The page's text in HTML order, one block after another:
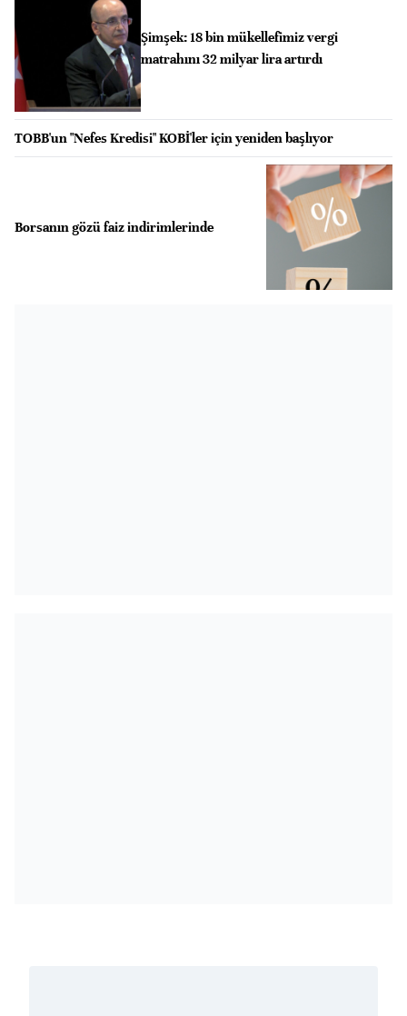
Şimşek: 18 bin mükellefimiz vergi
matrahını 32 milyar lira artırdı
TOBB'un "Nefes Kredisi" KOBİ'ler için yeniden başlıyor
Borsanın gözü faiz indirimlerinde